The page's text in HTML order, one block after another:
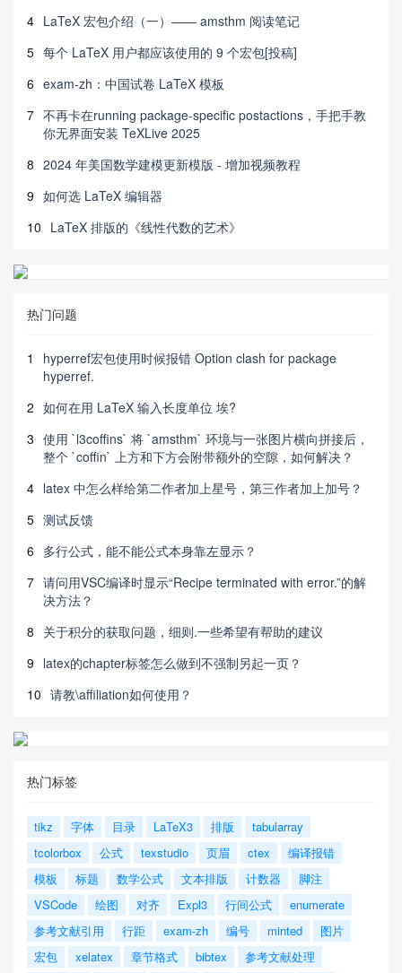
4 LaTeX 宏包介绍（一）—— amsthm 阅读笔记
5 每个 LaTeX 用户都应该使用的 9 个宏包[投稿]
6 exam-zh：中国试卷 LaTeX 模板
7 不再卡在running package-specific postactions，手把手教
你无界面安装 TeXLive 2025
8 2024 年美国数学建模更新模版 - 增加视频教程
9 如何选 LaTeX 编辑器
10 LaTeX 排版的《线性代数的艺术》
热门问题
1
hyperref宏包使用时候报错 Option clash for package
hyperref.
2 如何在用 LaTeX 输入长度单位 埃?
3 使用 `l3coffins` 将 `amsthm` 环境与一张图片横向拼接后，
整个 `coffin` 上方和下方会附带额外的空隙，如何解决？
4 latex 中怎么样给第二作者加上星号，第三作者加上加号？
5 测试反馈
6 多行公式，能不能公式本身靠左显示？
7 请问用VSC编译时显示“Recipe terminated with error.”的解
决方法？
8 关于积分的获取问题，细则.一些希望有帮助的建议
9 latex的chapter标签怎么做到不强制另起一页？
10 请教\affiliation如何使用？
热门标签
tikz 字体 目录 LaTeX3 排版
tabularray
tcolorbox
公式 texstudio 页眉 ctex
编译报错
模板
标题 数学公式 文本排版 计数器
脚注
VSCode
绘图 对齐 Expl3 行间公式
enumerate
参考文献引用
行距 exam-zh 编号 minted
图片
宏包
xelatex 章节格式 bibtex
参考文献处理